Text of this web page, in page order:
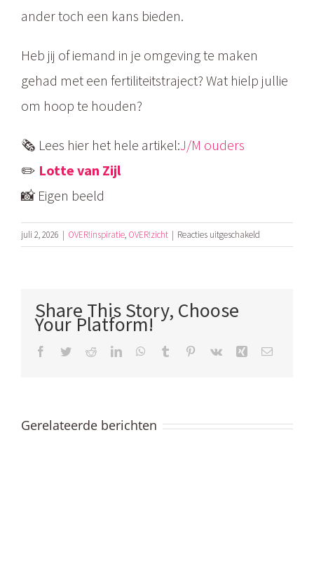
ander toch een kans bieden.
Heb jij of iemand in je omgeving te maken
gehad met een fertiliteitstraject? Wat hielp jullie
om hoop te houden?
🗞️ Lees hier het hele artikel:J/M ouders
✏️ Lotte van Zijl
📸 Eigen beeld
juli 2, 2026 | OVER!inspiratie, OVER!zicht | Reacties uitgeschakeld
Diagnose
Share This Story, Choose
Your Platform!
Facebook
TwitterRedditLinkedInWhatsApp
Tumblr Pinterest
Vk Xing E-
Gerelateerde berichten